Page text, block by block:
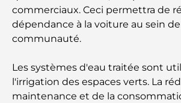
Les meilleurs petits-déjeuners de
sélection pour 2026
Comment obtenir un prêt
guide ultime
commerciaux. Ceci permettra de
dépendance à la voiture au sein de
communauté.
Les systèmes d'eau traitée sont
l'irrigation des espaces verts. La
maintenance et de la